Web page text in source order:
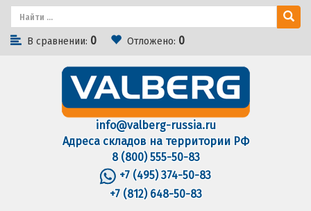
В сравнении: 0 Отложено: 0
info@valberg-russia.ru
Адреса складов на территории РФ
8 (800) 555-50-83
+7 (495) 374-50-83
+7 (812) 648-50-83